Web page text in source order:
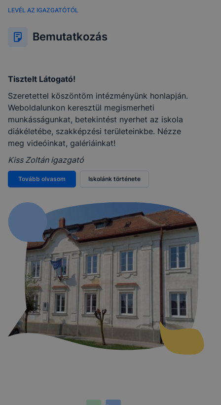
LEVÉL AZ IGAZGATÓTÓL
Bemutatkozás
Tisztelt Látogató!
Szeretettel köszöntöm intézményünk honlapján.
Weboldalunkon keresztül megismerheti
munkásságunkat, betekintést nyerhet az iskola
diákéletébe, szakképzési területeinkbe. Nézze
meg videóinkat, galériáinkat!
Kiss Zoltán igazgató
Tovább olvasom Iskolánk története